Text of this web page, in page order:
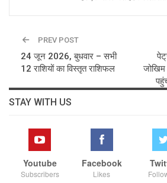
PREV POST
24 जून 2026, बुधवार – सभी
12 राशियों का विस्तृत राशिफल
STAY WITH US
Youtube
Subscribers
Facebook
Likes